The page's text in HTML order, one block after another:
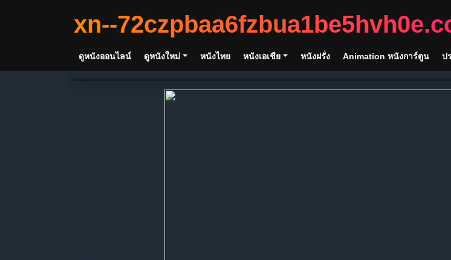
xn--
ดูหนังออนไลน์ ดูหนังใหม่ หนังไทย หนังเอเชีย หนังฝรั่ง Animation หนังการ์ตูน ป